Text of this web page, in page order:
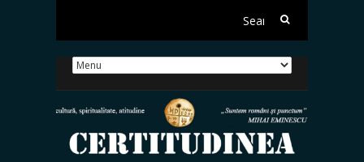
Search